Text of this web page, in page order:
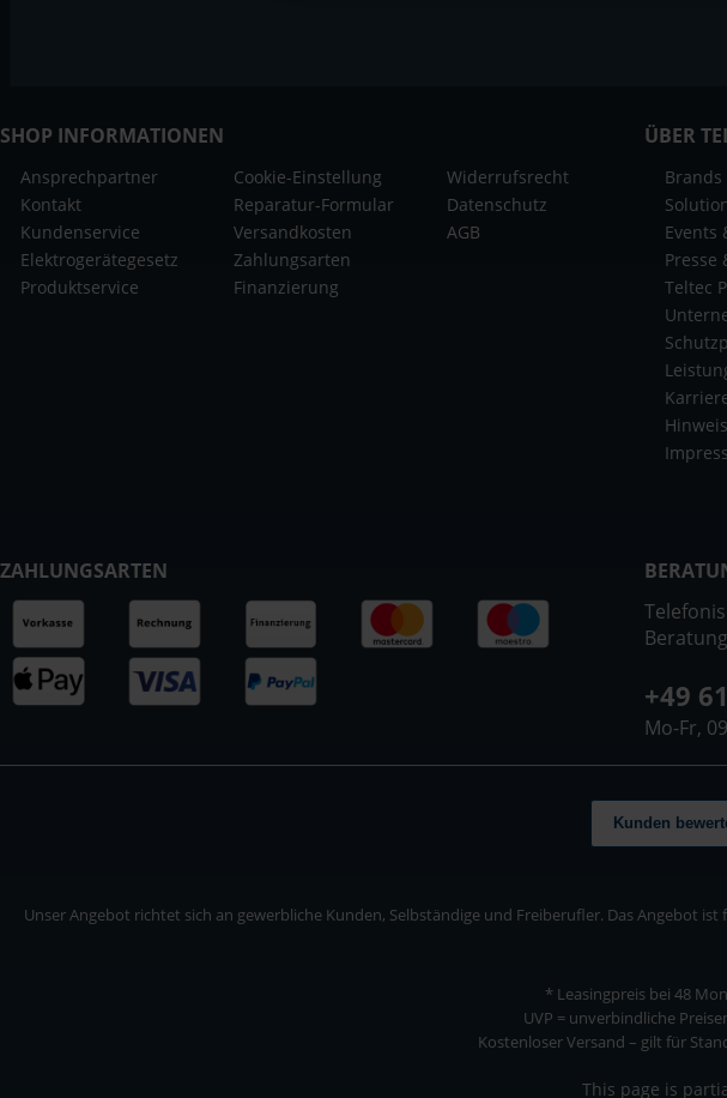
SHOP INFORMATIONEN
Ansprechpartner
Kontakt
Kundenservice
Elektrogerätegesetz
Produktservice
Cookie-Einstellung
Reparatur-Formular
Versandkosten
Zahlungsarten
Finanzierung
Widerrufsrecht
Datenschutz
AGB
ÜBER
Brands
Events
Presse
Teltec
ZAHLUNGSARTEN
+49
Mo-Fr,
Kunden
Unser Angebot richtet sich an gewerbliche Kunden, Selbständige und Freiberufler. Das Angebot
* Leasingpreis bei 48
UVP = unverbindliche
Kostenloser Versand – gilt für
This page is